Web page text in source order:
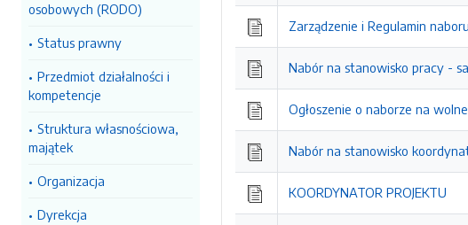
osobowych (RODO)
Status prawny
Przedmiot działalności i
kompetencje
Struktura własnościowa,
majątek
Organizacja
Dyrekcja
Zarządzenie i Regulamin
Nabór na stanowisko pracy -
Ogłoszenie o naborze na
Nabór na stanowisko
KOORDYNATOR PROJEKTU